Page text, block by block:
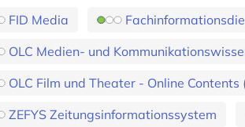
FID Media
OLC Medien- und
OLC Film und Theater - Online
ZEFYS Zeitungsinformationssystem